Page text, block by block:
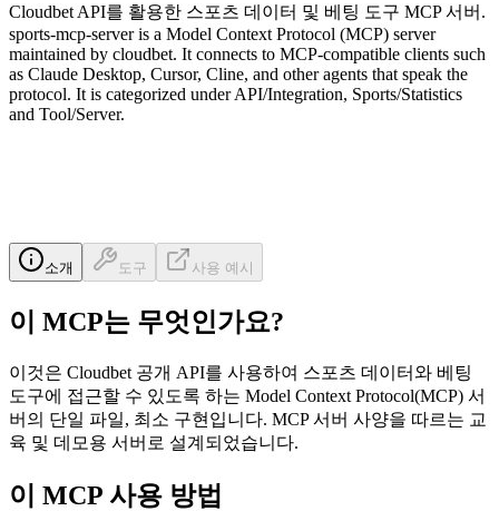
Cloudbet API를 활용한 스포츠 데이터 및 베팅 도구 MCP 서버.
sports-mcp-server is a Model Context Protocol (MCP) server
maintained by cloudbet. It connects to MCP-compatible clients such
as Claude Desktop, Cursor, Cline, and other agents that speak the
protocol. It is categorized under API/Integration, Sports/Statistics
and Tool/Server.
소개 도구 사용 예시
이 MCP는 무엇인가요?
이것은 Cloudbet 공개 API를 사용하여 스포츠 데이터와 베팅
도구에 접근할 수 있도록 하는 Model Context Protocol(MCP) 서
버의 단일 파일, 최소 구현입니다. MCP 서버 사양을 따르는 교
육 및 데모용 서버로 설계되었습니다.
이 MCP 사용 방법